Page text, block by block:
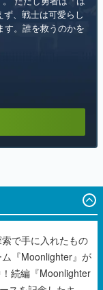
、戦士は可愛らし
。誰を救うのかを
索で手に入れたもの
『Moonlighter』が
続編『Moonlighter